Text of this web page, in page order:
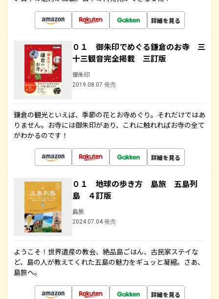
詳細を見る
０１ 御朱印でめぐる鎌倉のお寺 三
十三観音完全掲載 三訂版
御朱印
2019.08.07 発売
鎌倉の観光といえば、季節の花とお寺めぐり。それだけではあ
りません。お寺には御朱印があり、これに触れればお寺の全て
がわかるのです！
詳細を見る
０１ 地球の歩き方 島旅 五島列
島 ４訂版
島旅
2024.07.04 発売
ようこそ！世界遺産の教会、絶品島ごはん、古民家ステイな
ど、島の人が教えてくれた五島の魅力をギュッと凝縮。さあ、
島旅へ。
詳細を見る